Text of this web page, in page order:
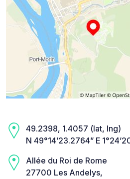
49.2398, 1.4057 (lat, lng)
N 49°14’23.2764” E
Allée du Roi de Rome
27700 Les Andelys,